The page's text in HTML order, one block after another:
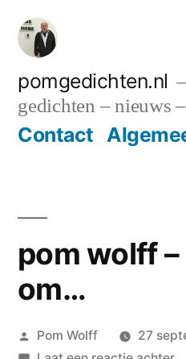
naar
inhoud
pomgedichten.nl
gedichten – nieuws
Contact
pom wolff
om…
Geplaatst
Pom Wolff
27